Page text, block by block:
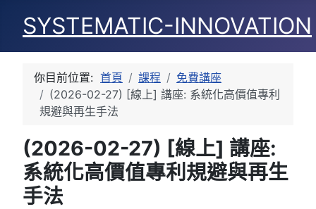
SYSTEMATIC-INNOVATION
你目前位置: 首頁 課程
免費講座
(2026-02-27) [線上] 講座: 系統化高價值專利
規避與再生手法
(2026-02-27) [線上] 講座:
系統化高價值專利規避與再生
手法